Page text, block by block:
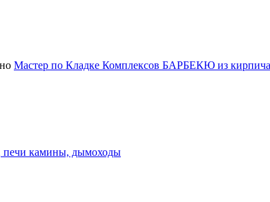
Мастер по Кладке Комплексов БАРБЕКЮ из
печи камины, дымоходы